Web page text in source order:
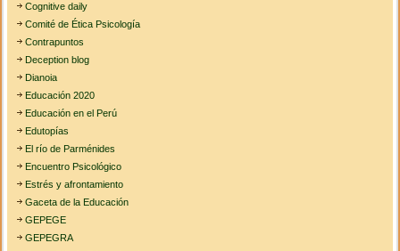
Cognitive daily
Comité de Ética Psicología
Contrapuntos
Deception blog
Dianoia
Educación 2020
Educación en el Perú
Edutopías
El río de Parménides
Encuentro Psicológico
Estrés y afrontamiento
Gaceta de la Educación
GEPEGE
GEPEGRA